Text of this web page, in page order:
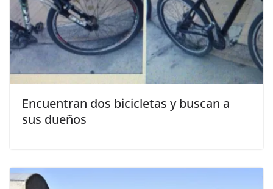
Encuentran dos bicicletas y buscan a
sus dueños